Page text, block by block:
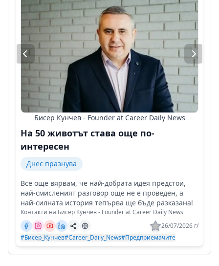
Бисер Кунчев - Founder at Career Daily News
На 50 животът става още по-
интересен
Днес празнува
Все още вярвам, че най-добрата идея предстои,
най-смисленият разговор още не е проведен, а
най-силната история тепърва ще бъде разказана!
Контакти на Бисер Кунчев - Founder at Career Daily News
26/07/2026 г/
#Бисер_Кунчев#Career_Daily_News#Предприемачите